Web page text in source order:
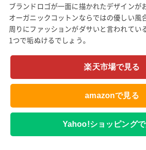
ブランドロゴが一面に描かれたデザインが
オーガニックコットンならではの優しい風
周りにファッションがダサいと言われてい
1つで垢ぬけるでしょう。
楽天市場で見る
amazonで見る
Yahoo!ショッピング